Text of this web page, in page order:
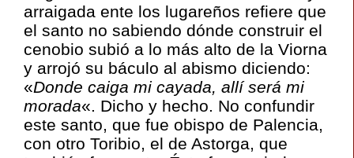
arraigada ente los lugareños refiere que
el santo no sabiendo dónde construir el
cenobio subió a lo más alto de la Viorna
y arrojó su báculo al abismo diciendo:
«Donde caiga mi cayada, allí será mi
morada«. Dicho y hecho. No confundir
este santo, que fue obispo de Palencia,
con otro Toribio, el de Astorga, que